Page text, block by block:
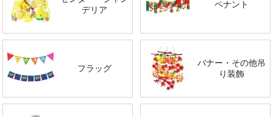
デリア
ペナント
フラッグ
バナー・その他吊
り装飾